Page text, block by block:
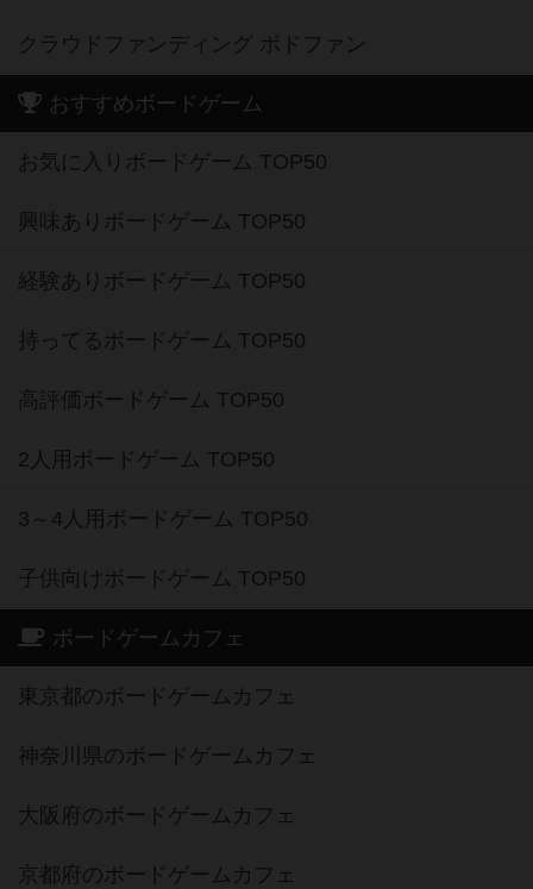
クラウドファンディング ボドファン
おすすめボードゲーム
お気に入りボードゲーム TOP50
興味ありボードゲーム TOP50
経験ありボードゲーム TOP50
持ってるボードゲーム TOP50
高評価ボードゲーム TOP50
2人用ボードゲーム TOP50
3～4人用ボードゲーム TOP50
子供向けボードゲーム TOP50
ボードゲームカフェ
東京都のボードゲームカフェ
神奈川県のボードゲームカフェ
大阪府のボードゲームカフェ
京都府のボードゲームカフェ